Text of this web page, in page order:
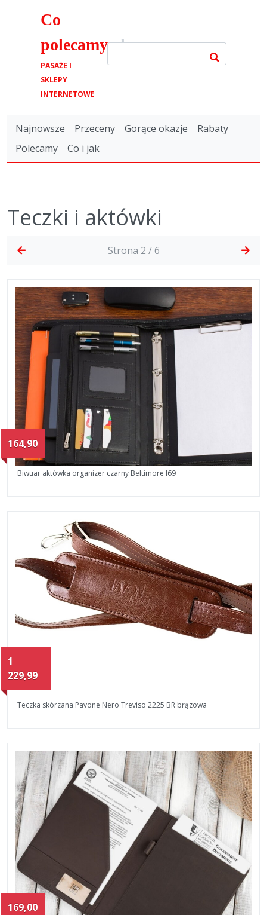
Co
polecamy.pl
PASAŻE I
SKLEPY
INTERNETOWE
Najnowsze Przeceny Gorące okazje
Rabaty
Polecamy
Co i jak
Teczki i aktówki
Strona 2 / 6
164,90
Biwuar aktówka organizer czarny Beltimore I69
1
229,99
Teczka skórzana Pavone Nero Treviso 2225 BR brązowa
169,00